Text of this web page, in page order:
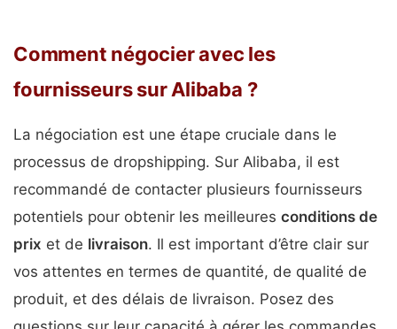
Comment négocier avec les
fournisseurs sur Alibaba ?
La négociation est une étape cruciale dans le
processus de dropshipping. Sur Alibaba, il est
recommandé de contacter plusieurs fournisseurs
potentiels pour obtenir les meilleures conditions de
prix et de livraison. Il est important d’être clair sur
vos attentes en termes de quantité, de qualité de
produit, et des délais de livraison. Posez des